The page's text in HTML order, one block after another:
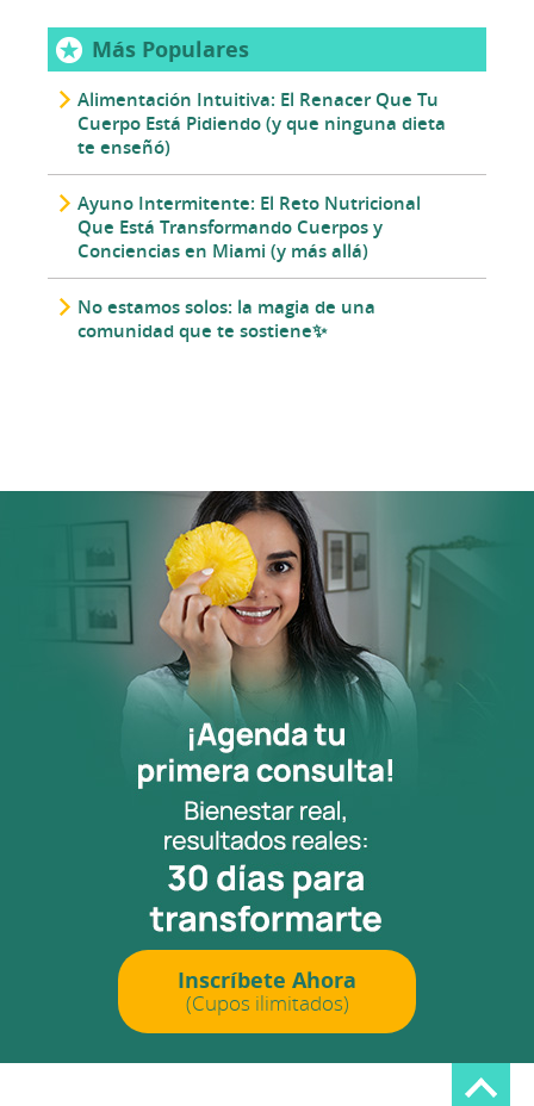
Más Populares
Alimentación Intuitiva: El Renacer Que Tu
Cuerpo Está Pidiendo (y que ninguna dieta
te enseñó)
Ayuno Intermitente: El Reto Nutricional
Que Está Transformando Cuerpos y
Conciencias en Miami (y más allá)
No estamos solos: la magia de una
comunidad que te sostiene✨
Inscríbete Ahora
(Cupos ilimitados)